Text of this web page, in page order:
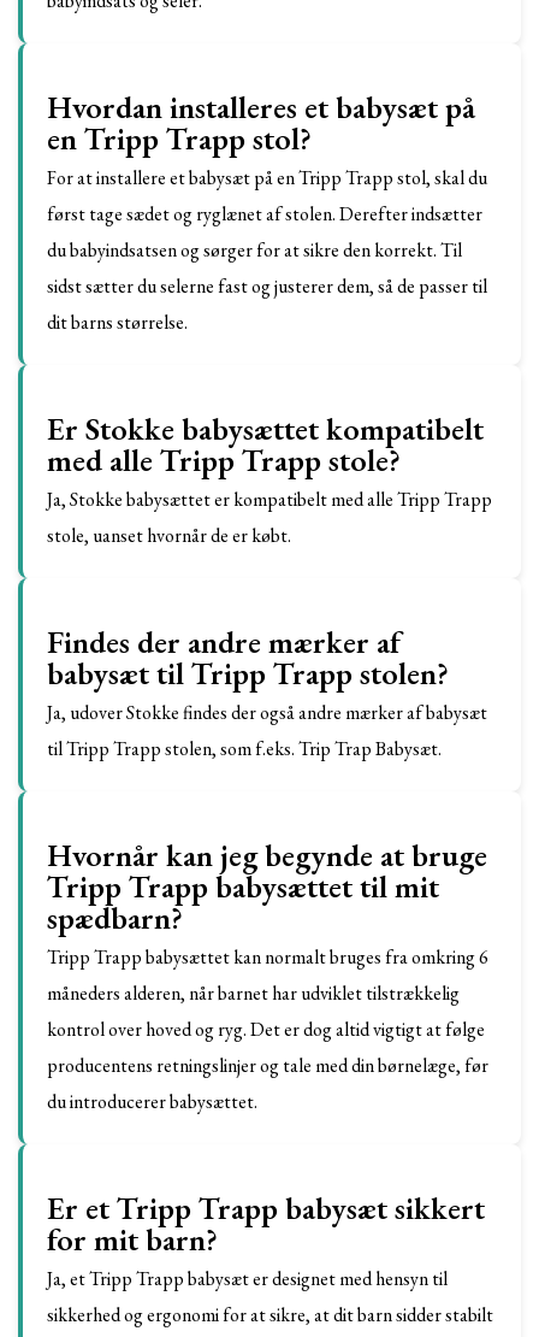
Hvordan installeres et babysæt på
en Tripp Trapp stol?
For at installere et babysæt på en Tripp Trapp stol, skal du
først tage sædet og ryglænet af stolen. Derefter indsætter
du babyindsatsen og sørger for at sikre den korrekt. Til
sidst sætter du selerne fast og justerer dem, så de passer til
dit barns størrelse.
Er Stokke babysættet kompatibelt
med alle Tripp Trapp stole?
Ja, Stokke babysættet er kompatibelt med alle Tripp Trapp
stole, uanset hvornår de er købt.
Findes der andre mærker af
babysæt til Tripp Trapp stolen?
Ja, udover Stokke findes der også andre mærker af babysæt
til Tripp Trapp stolen, som f.eks. Trip Trap Babysæt.
Hvornår kan jeg begynde at bruge
Tripp Trapp babysættet til mit
spædbarn?
Tripp Trapp babysættet kan normalt bruges fra omkring 6
måneders alderen, når barnet har udviklet tilstrækkelig
kontrol over hoved og ryg. Det er dog altid vigtigt at følge
producentens retningslinjer og tale med din børnelæge, før
du introducerer babysættet.
Er et Tripp Trapp babysæt sikkert
for mit barn?
Ja, et Tripp Trapp babysæt er designet med hensyn til
sikkerhed og ergonomi for at sikre, at dit barn sidder stabilt